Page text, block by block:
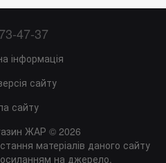
47-37
інформація
сайту
сайту
ЖАР © 2026
матеріалів даного сайту
на джерело.